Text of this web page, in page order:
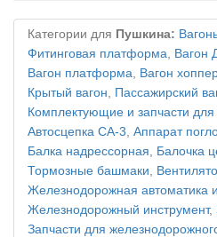
Категории для Пушкина:
Фитинговая платформа, Вагон
Вагон платформа, Вагон
Крытый вагон, Пассажирский
Комплектующие и запчасти
Автосцепка СА-3, Аппарат
Балка надрессорная, Балочка
Тормозные башмаки,
Железнодорожная автоматика
Железнодорожный инструмент,
Запчасти для